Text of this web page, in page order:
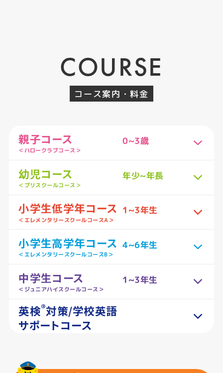
COURSE
コース案内・料金
親子コース 0~3歳
＜ハロークラブコース＞
幼児コース 年少~年長
＜プリスクールコース＞
小学生低学年コース 1~3年生
＜エレメンタリースクールコースA＞
小学生高学年コース 4~6年生
＜エレメンタリースクールコースB＞
中学生コース 1~3年生
＜ジュニアハイスクールコース＞
英検®対策/学校英語
サポートコース